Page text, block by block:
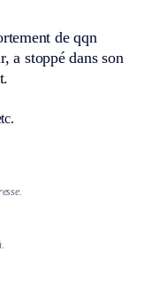
de qqn
a stoppé dans son